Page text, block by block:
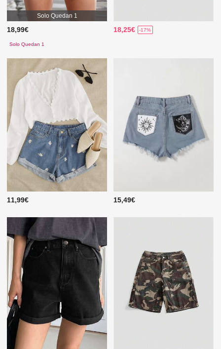
Solo Quedan 1
18,99€
Solo Quedan 1
18,25€ -17%
11,99€ 15,49€